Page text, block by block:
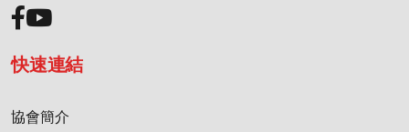
快速連結
協會簡介